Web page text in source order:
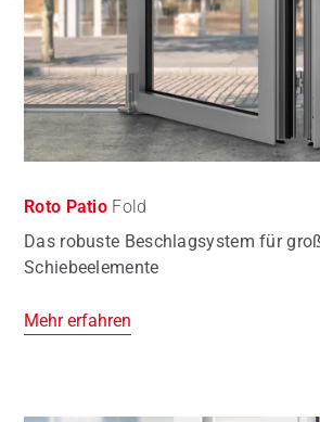
Roto Patio Fold
Das robuste Beschlagsystem für
Schiebeelemente
Mehr erfahren